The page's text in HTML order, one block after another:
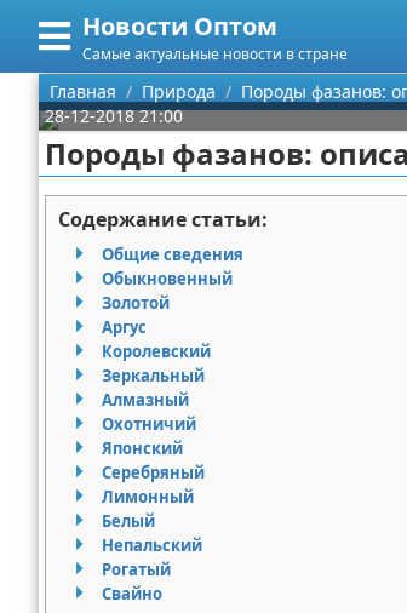
Новости Оптом
Самые актуальные новости в стране
Меню
Главная
Категории
Информационные технологии
Автомобили
Знаменитости
Политика
Природа
Философия
Культура
Экономика
Поиск
О проекте
Контакты
Сотрудничество
Размещение рекламы
Для правообладателей
Условия предоставления информации
Отказ от ответственности
Главная Природа
Породы фазанов:
28-12-2018 21:00
Породы фазанов:
Содержание статьи:
Общие сведения
Обыкновенный
Золотой
Аргус
Королевский
Зеркальный
Алмазный
Охотничий
Японский
Серебряный
Лимонный
Белый
Непальский
Рогатый
Свайно